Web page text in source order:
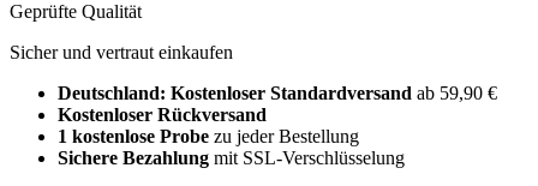
Geprüfte Qualität
Sicher und vertraut einkaufen
Deutschland: Kostenloser Standardversand ab 59,90 €
Kostenloser Rückversand
1 kostenlose Probe zu jeder Bestellung
Sichere Bezahlung mit SSL-Verschlüsselung